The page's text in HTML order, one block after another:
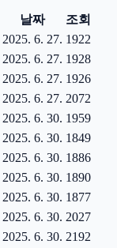
날짜
조회
2025. 6. 27. 1922
2025. 6. 27. 1928
2025. 6. 27. 1926
2025. 6. 27. 2072
2025. 6. 30. 1959
2025. 6. 30. 1849
2025. 6. 30. 1886
2025. 6. 30. 1890
2025. 6. 30. 1877
2025. 6. 30. 2027
2025. 6. 30. 2192